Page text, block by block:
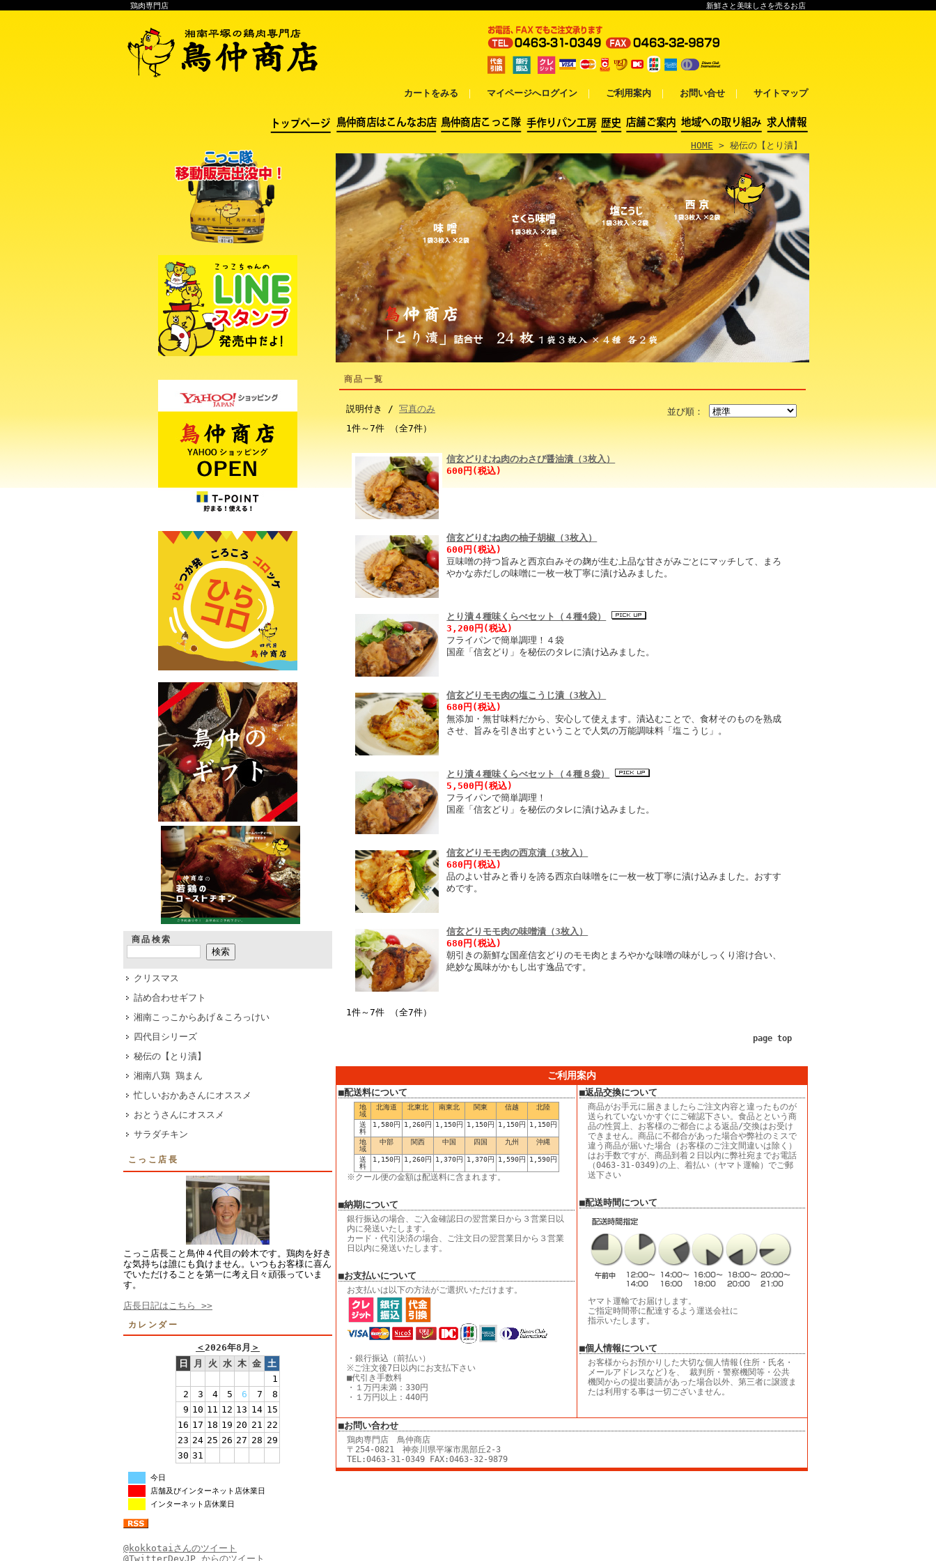
鶏肉専門店 新鮮さと美味しさを売るお店
カートをみる ｜ マイページへログイン ｜ ご利用案内 ｜ お問い合せ ｜ サイトマップ
商品検索
クリスマス
詰め合わせギフト
湘南こっこからあげ＆ころっけい
四代目シリーズ
秘伝の【とり漬】
湘南八鶏 鶏まん
忙しいおかあさんにオススメ
おとうさんにオススメ
サラダチキン
こっこ店長
こっこ店長こと鳥仲４代目の鈴木です。鶏肉を好き
な気持ちは誰にも負けません。いつもお客様に喜ん
でいただけることを第一に考え日々頑張っていま
す。
店長日記はこちら >>
カレンダー
＜2026年8月 ＞
日
月 火 水 木 金 土
1
2
3 4 5 6 7
8
9 10 11 12 13 14 15
16 17 18 19 20 21 22
23 24 25 26 27 28 29
30 31
今日
店舗及びインターネット店休業日
インターネット店休業日
@kokkotaiさんのツイート
@TwitterDevJP からのツイート
HOME > 秘伝の【とり漬】
商品一覧
並び順：
説明付き / 写真のみ
1件～7件 （全7件）
信玄どりむね肉のわさび醤油漬（3枚入）
600円(税込)
信玄どりむね肉の柚子胡椒（3枚入）
600円(税込)
豆味噌の持つ旨みと西京白みその麹が生む上品な甘さがみごとにマッチして、まろ
やかな赤だしの味噌に一枚一枚丁寧に漬け込みました。
とり漬４種味くらべセット（４種4袋）
3,200円(税込)
フライパンで簡単調理！４袋
国産「信玄どり」を秘伝のタレに漬け込みました。
信玄どりモモ肉の塩こうじ漬（3枚入）
680円(税込)
無添加・無甘味料だから、安心して使えます。漬込むことで、食材そのものを熟成
させ、旨みを引き出すということで人気の万能調味料「塩こうじ」。
とり漬４種味くらべセット（４種８袋）
5,500円(税込)
フライパンで簡単調理！
国産「信玄どり」を秘伝のタレに漬け込みました。
信玄どりモモ肉の西京漬（3枚入）
680円(税込)
品のよい甘みと香りを誇る西京白味噌をに一枚一枚丁寧に漬け込みました。おすす
めです。
信玄どりモモ肉の味噌漬（3枚入）
680円(税込)
朝引きの新鮮な国産信玄どりのモモ肉とまろやかな味噌の味がしっくり溶け合い、
絶妙な風味がかもし出す逸品です。
1件～7件 （全7件）
page top
ご利用案内
■配送料について
地
域
北海道 北東北 南東北 関東 信越 北陸
送
料
1,580円 1,260円 1,150円 1,150円 1,150円 1,150円
地
域
中部 関西 中国 四国 九州 沖縄
送
料
1,150円 1,260円 1,370円 1,370円 1,590円 1,590円
※クール便の金額は配送料に含まれます。
■納期について
銀行振込の場合、ご入金確認日の翌営業日から３営業日以
内に発送いたします。
カード・代引決済の場合、ご注文日の翌営業日から３営業
日以内に発送いたします。
■お支払いについて
お支払いは以下の方法がご選択いただけます。
・銀行振込（前払い）
※ご注文後7日以内にお支払下さい
■代引き手数料
・１万円未満：330円
・１万円以上：440円
■返品交換について
商品がお手元に届きましたらご注文内容と違ったものが
送られていないかすぐにご確認下さい。食品とという商
品の性質上、お客様のご都合による返品/交換はお受け
できません。商品に不都合があった場合や弊社のミスで
違う商品が届いた場合（お客様のご注文間違いは除く）
はお手数ですが、商品到着２日以内に弊社宛までお電話
（0463-31-0349)の上、着払い（ヤマト運輸）でご郵
送下さい
■配送時間について
ヤマト運輸でお届けします。
ご指定時間帯に配達するよう運送会社に
指示いたします。
■個人情報について
お客様からお預かりした大切な個人情報(住所・氏名・
メールアドレスなど)を、 裁判所・警察機関等・公共
機関からの提出要請があった場合以外、第三者に譲渡ま
たは利用する事は一切ございません。
■お問い合わせ
鶏肉専門店 鳥仲商店
〒254-0821 神奈川県平塚市黒部丘2-3
TEL:0463-31-0349 FAX:0463-32-9879